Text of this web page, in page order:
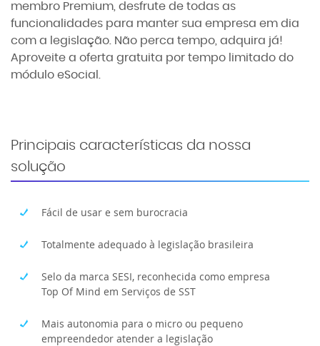
membro Premium, desfrute de todas as
funcionalidades para manter sua empresa em dia
com a legislação. Não perca tempo, adquira já!
Aproveite a oferta gratuita por tempo limitado do
módulo eSocial.
Principais características da nossa
solução
Fácil de usar e sem burocracia
Totalmente adequado à legislação brasileira
Selo da marca SESI, reconhecida como empresa
Top Of Mind em Serviços de SST
Mais autonomia para o micro ou pequeno
empreendedor atender a legislação